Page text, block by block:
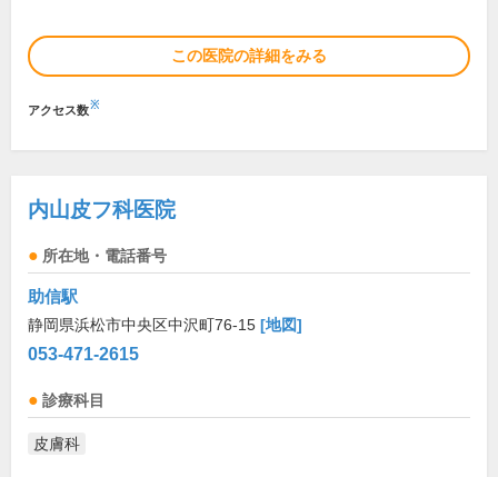
この医院の詳細をみる
アクセス数※
内山皮フ科医院
所在地・電話番号
助信駅
静岡県浜松市中央区中沢町76-15 [地図]
053-471-2615
診療科目
皮膚科